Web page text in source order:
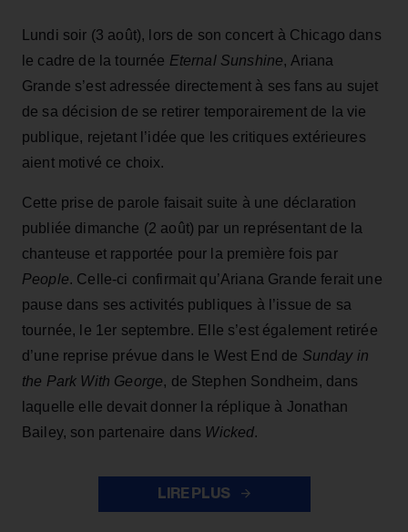
Lundi soir (3 août), lors de son concert à Chicago dans
le cadre de la tournée Eternal Sunshine, Ariana
Grande s’est adressée directement à ses fans au sujet
de sa décision de se retirer temporairement de la vie
publique, rejetant l’idée que les critiques extérieures
aient motivé ce choix.
Cette prise de parole faisait suite à une déclaration
publiée dimanche (2 août) par un représentant de la
chanteuse et rapportée pour la première fois par
People. Celle-ci confirmait qu’Ariana Grande ferait une
pause dans ses activités publiques à l’issue de sa
tournée, le 1er septembre. Elle s’est également retirée
d’une reprise prévue dans le West End de Sunday in
the Park With George, de Stephen Sondheim, dans
laquelle elle devait donner la réplique à Jonathan
Bailey, son partenaire dans Wicked.
LIRE PLUS